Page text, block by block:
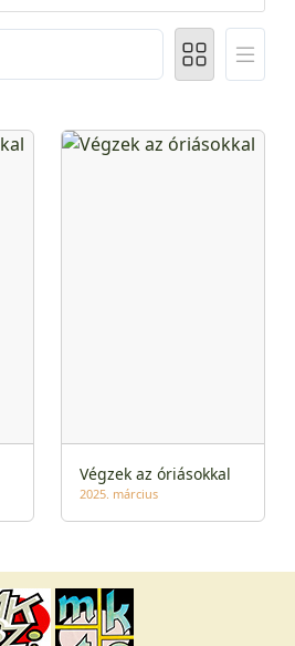
Végzek az óriásokkal
2025. március